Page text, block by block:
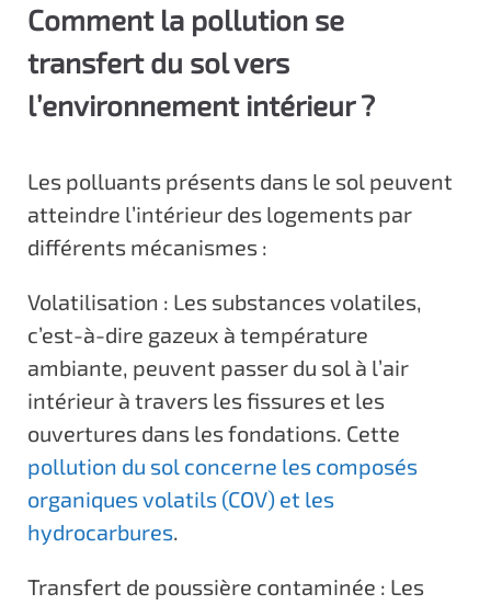
Comment la pollution se
transfert du sol vers
l’environnement intérieur ?
Les polluants présents dans le sol peuvent
atteindre l’intérieur des logements par
différents mécanismes :
Volatilisation : Les substances volatiles,
c’est-à-dire gazeux à température
ambiante, peuvent passer du sol à l’air
intérieur à travers les fissures et les
ouvertures dans les fondations. Cette
pollution du sol concerne les composés
organiques volatils (COV) et les
hydrocarbures.
Transfert de poussière contaminée : Les